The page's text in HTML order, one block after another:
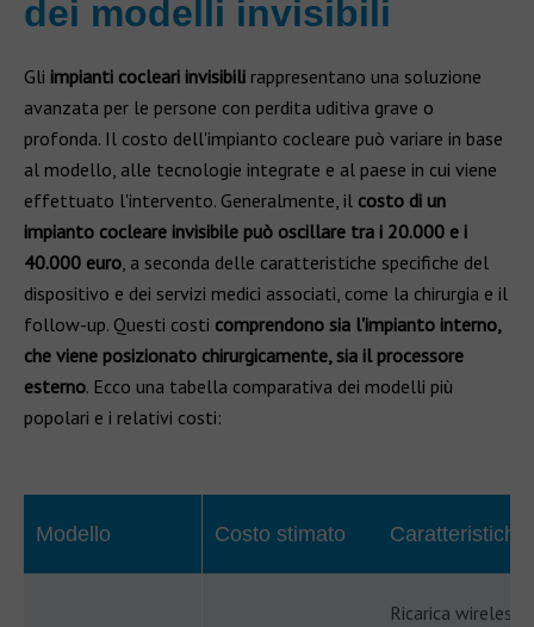
dei modelli invisibili
Gli impianti cocleari invisibili rappresentano una soluzione
avanzata per le persone con perdita uditiva grave o
profonda. Il costo dell'impianto cocleare può variare in base
al modello, alle tecnologie integrate e al paese in cui viene
effettuato l'intervento. Generalmente, il costo di un
impianto cocleare invisibile può oscillare tra i 20.000 e i
40.000 euro, a seconda delle caratteristiche specifiche del
dispositivo e dei servizi medici associati, come la chirurgia e il
follow-up. Questi costi comprendono sia l'impianto interno,
che viene posizionato chirurgicamente, sia il processore
esterno. Ecco una tabella comparativa dei modelli più
popolari e i relativi costi:
Modello Costo stimato Caratteristiche
Ricarica wireless,